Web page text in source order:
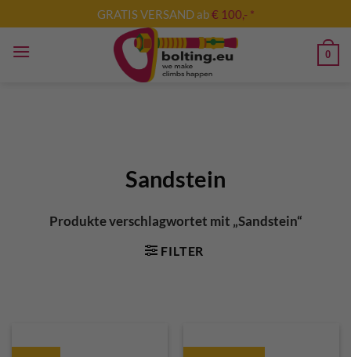
Inhalt
springen
GRATIS VERSAND ab€ 100,- *
0
Sandstein
Produkte verschlagwortet mit „Sandstein“
FILTER